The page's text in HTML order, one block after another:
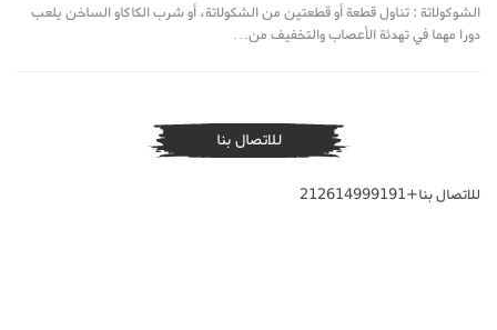
الشوكولاتة : تناول قطعة أو قطعتين من الشكولاتة، أو شرب الكاكاو الساخن يلعب
دورا مهما في تهدئة الأعصاب والتخفيف من…
للاتصال بنا
للاتصال بنا+212614999191